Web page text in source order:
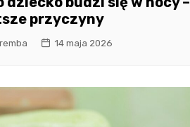
przyczyny
14 maja 2026